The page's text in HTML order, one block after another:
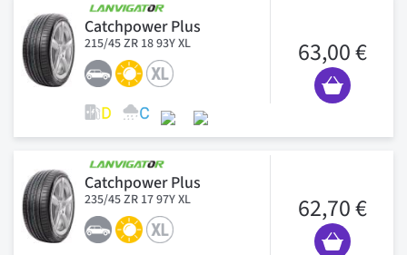
Catchpower Plus
215/45 ZR 18 93Y XL 63,00 €
Catchpower Plus
235/45 ZR 17 97Y XL 62,70 €